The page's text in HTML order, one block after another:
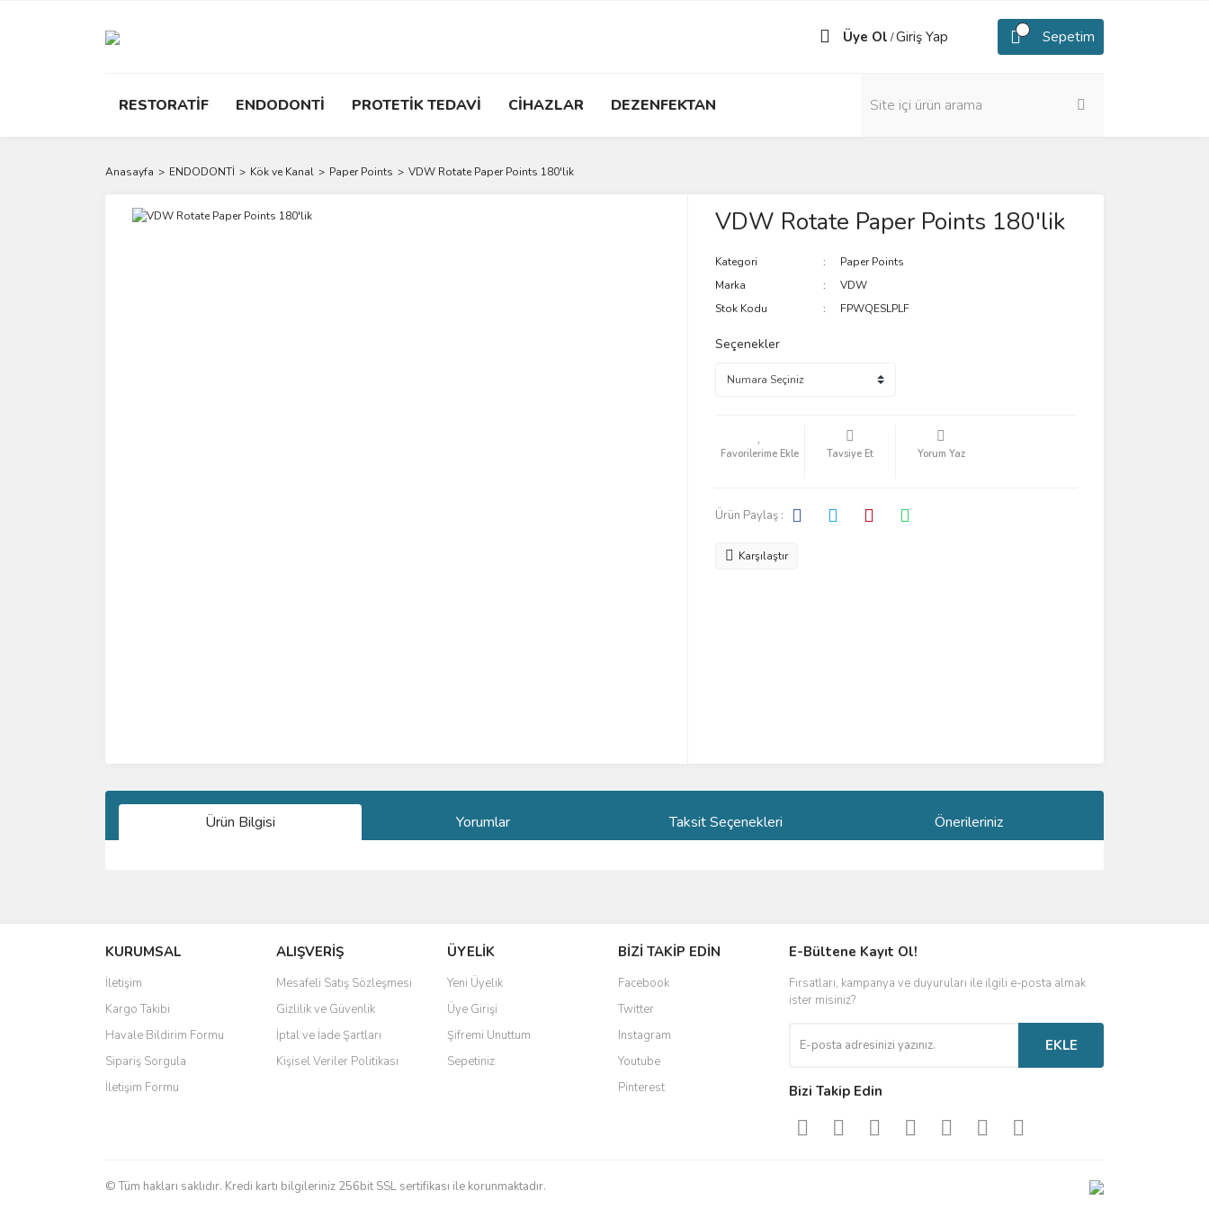
Üye Ol /Giriş Yap Sepetim
RESTORATİF ENDODONTİ PROTETİK TEDAVİ CİHAZLAR DEZENFEKTAN
Anasayfa ENDODONTİ Kök ve Kanal Paper Points VDW Rotate Paper Points 180'lik
VDW Rotate Paper Points 180'lik
Kategori
Paper Points
Marka
VDW
Stok Kodu
FPWQESLPLF
Seçenekler
Tavsiye Et Yorum Yaz
Ürün Paylaş :
Karşılaştır
Ürün Bilgisi Yorumlar Taksit Seçenekleri Önerileriniz
Ürün resmi kalitesiz, bozuk veya görüntülenemiyor.
Ürün açıklamasında eksik bilgiler bulunuyor.
Ürün bilgilerinde hatalar bulunuyor.
Ürün fiyatı diğer sitelerden daha pahalı.
Bu ürüne benzer farklı alternatifler olmalı.
KURUMSAL
İletişim
Kargo Takibi
Havale Bildirim Formu
Sipariş Sorgula
İletişim Formu
ALIŞVERİŞ
Mesafeli Satış Sözleşmesi
Gizlilik ve Güvenlik
İptal ve İade Şartları
Kişisel Veriler Politikası
ÜYELİK
Yeni Üyelik
Üye Girişi
Şifremi Unuttum
Sepetiniz
BİZİ TAKİP EDİN
Facebook
Twitter
Instagram
Youtube
Pinterest
E-Bültene Kayıt Ol!
Fırsatları, kampanya ve duyuruları ile ilgili e-posta almak
ister misiniz?
EKLE
Bizi Takip Edin
© Tüm hakları saklıdır. Kredi kartı bilgileriniz 256bit SSL sertifikası ile korunmaktadır.